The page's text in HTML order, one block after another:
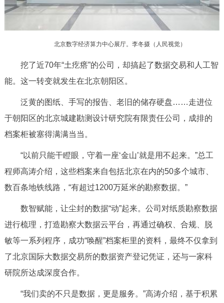
便民服务 利企服务 投资项目
政民互动
12345网上接诉即办 我要咨询
参与调查 在线访谈 图说互动
北京概况 十六区概览 人文北京
多语种
DEUTSCH
北京数字经济算力中心展厅。李冬摄（人民视觉）
挖了近70年“土疙瘩”的公司，却搞起了数据交易和人工智
能。这一转变就发生在北京朝阳区。
泛黄的图纸、手写的报告、老旧的储存硬盘……走进位
于朝阳区的北京城建勘测设计研究院有限责任公司，成排的
档案柜被塞得满满当当。
“以前只能干瞪眼，守着一座‘金山’就是用不起来。”总工
程师高涛介绍，这些档案来自包括北京在内的50多个城市、
数百条地铁线路，“有超过1200万延米的勘察数据。”
数智赋能，让尘封的数据“动”起来。公司对纸质勘察数据
进行梳理，打造勘察大数据云平台，再通过确权、合规、脱
敏等一系列程序，成功“唤醒”档案柜里的资料，最终不仅拿到
了北京国际大数据交易所的数据资产登记凭证，还与一家科
研院所达成深度合作。
“我们卖的不只是数据，更是服务。”高涛介绍，基于积累